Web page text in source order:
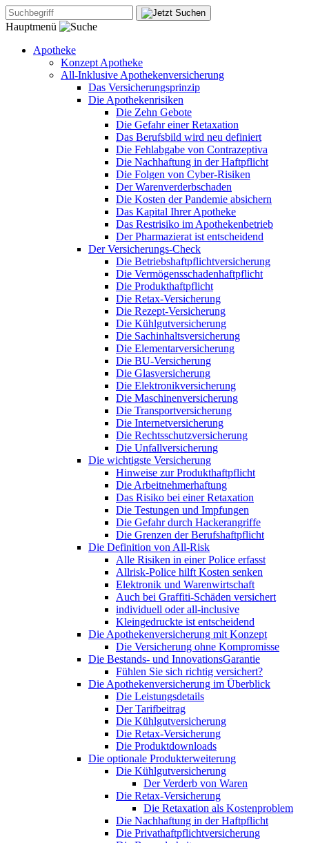
Hauptmenü
Apotheke
Konzept Apotheke
All-Inklusive Apothekenversicherung
Das Versicherungsprinzip
Die Apothekenrisiken
Die Zehn Gebote
Die Gefahr einer Retaxation
Das Berufsbild wird neu definiert
Die Fehlabgabe von Contrazeptiva
Die Nachhaftung in der Haftpflicht
Die Folgen von Cyber-Risiken
Der Warenverderbschaden
Die Kosten der Pandemie absichern
Das Kapital Ihrer Apotheke
Das Restrisiko im Apothekenbetrieb
Der Pharmazierat ist entscheidend
Der Versicherungs-Check
Die Betriebshaftpflichtversicherung
Die Vermögensschadenhaftpflicht
Die Produkthaftpflicht
Die Retax-Versicherung
Die Rezept-Versicherung
Die Kühlgutversicherung
Die Sachinhaltsversicherung
Die Elementarversicherung
Die BU-Versicherung
Die Glasversicherung
Die Elektronikversicherung
Die Maschinenversicherung
Die Transportversicherung
Die Internetversicherung
Die Rechtsschutzversicherung
Die Unfallversicherung
Die wichtigste Versicherung
Hinweise zur Produkthaftpflicht
Die Arbeitnehmerhaftung
Das Risiko bei einer Retaxation
Die Testungen und Impfungen
Die Gefahr durch Hackerangriffe
Die Grenzen der Berufshaftpflicht
Die Definition von All-Risk
Alle Risiken in einer Police erfasst
Allrisk-Police hilft Kosten senken
Elektronik und Warenwirtschaft
Auch bei Graffiti-Schäden versichert
individuell oder all-inclusive
Kleingedruckte ist entscheidend
Die Apothekenversicherung mit Konzept
Die Versicherung ohne Kompromisse
Die Bestands- und InnovationsGarantie
Fühlen Sie sich richtig versichert?
Die Apothekenversicherung im Überblick
Die Leistungsdetails
Der Tarifbeitrag
Die Kühlgutversicherung
Die Retax-Versicherung
Die Produktdownloads
Die optionale Produkterweiterung
Die Kühlgutversicherung
Der Verderb von Waren
Die Retax-Versicherung
Die Retaxation als Kostenproblem
Die Nachhaftung in der Haftpflicht
Die Privathaftpflichtversicherung